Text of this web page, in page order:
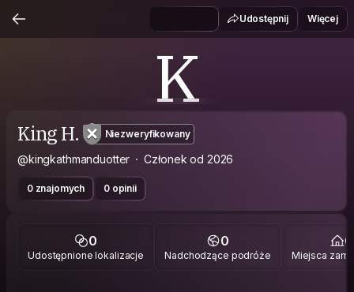
Udostępnij Więcej
K
King H. Niezweryfikowany
@kingkathmanduotter Członek od 2026
0 znajomych 0 opinii
0
Udostępnione lokalizacje
0
Nadchodzące podróże
0
Miejsca